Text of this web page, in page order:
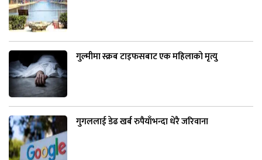
गुल्मीमा स्क्रब टाइफसबाट एक महिलाको मृत्यु
गुगललाई डेढ खर्ब रुपैयाँभन्दा धेरै जरिवाना